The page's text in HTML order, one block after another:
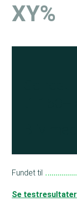
XY%
Fundet til
Se testresultater